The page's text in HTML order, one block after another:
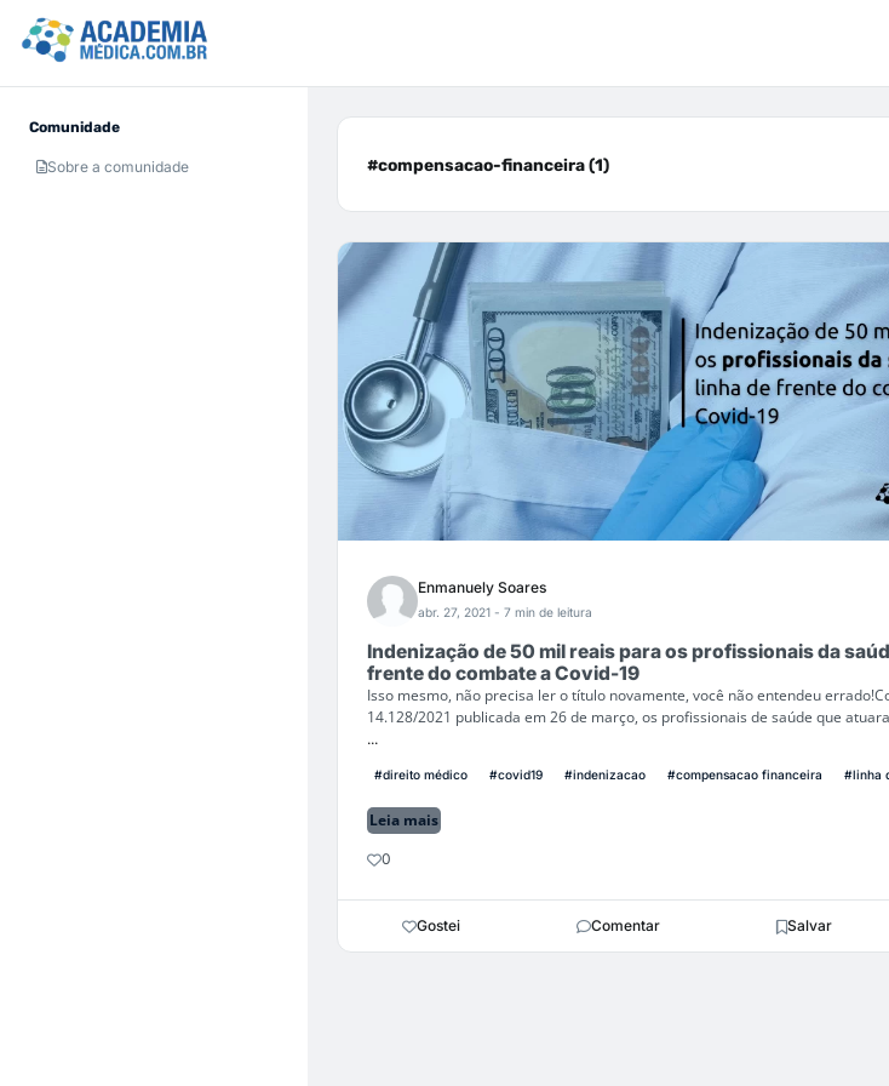
Comunidade
Sobre a comunidade #compensacao-financeira (1)
Enmanuely Soares
abr. 27, 2021 - 7 min de leitura
Indenização de 50 mil reais para os profissionais da
frente do combate a Covid-19
Isso mesmo, não precisa ler o título novamente, você não entendeu
14.128/2021 publicada em 26 de março, os profissionais de saúde que
...
#direito médico #covid19 #indenizacao #compensacao financeira #linha
Leia mais
0
Gostei Comentar Salvar